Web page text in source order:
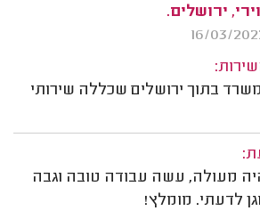
ירושלים.
בתוך ירושלים שכללה שירותי
מעולה, עשה עבודה טובה וגבה
לדעתי. מומלץ!